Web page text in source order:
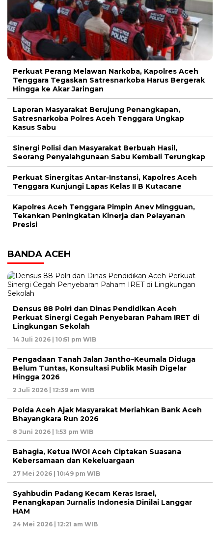
Perkuat Perang Melawan Narkoba, Kapolres Aceh
Tenggara Tegaskan Satresnarkoba Harus Bergerak
Hingga ke Akar Jaringan
Laporan Masyarakat Berujung Penangkapan,
Satresnarkoba Polres Aceh Tenggara Ungkap
Kasus Sabu
Sinergi Polisi dan Masyarakat Berbuah Hasil,
Seorang Penyalahgunaan Sabu Kembali Terungkap
Perkuat Sinergitas Antar-Instansi, Kapolres Aceh
Tenggara Kunjungi Lapas Kelas II B Kutacane
Kapolres Aceh Tenggara Pimpin Anev Mingguan,
Tekankan Peningkatan Kinerja dan Pelayanan
Presisi
BANDA ACEH
Densus 88 Polri dan Dinas Pendidikan Aceh
Perkuat Sinergi Cegah Penyebaran Paham IRET di
Lingkungan Sekolah
14 Juli 2026 | 10:51 pm WIB
Pengadaan Tanah Jalan Jantho–Keumala Diduga
Belum Tuntas, Konsultasi Publik Masih Digelar
Hingga 2026
2 Juli 2026 | 12:39 am WIB
Polda Aceh Ajak Masyarakat Meriahkan Bank Aceh
Bhayangkara Run 2026
8 Juni 2026 | 1:53 pm WIB
Bahagia, Ketua IWOI Aceh Ciptakan Suasana
Kebersamaan dan Kekeluargaan
27 Mei 2026 | 10:49 pm WIB
Syahbudin Padang Kecam Keras Israel,
Penangkapan Jurnalis Indonesia Dinilai Langgar
HAM
24 Mei 2026 | 12:21 am WIB